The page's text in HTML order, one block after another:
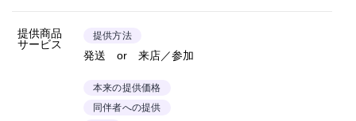
提供商品
サービス
提供方法
発送 or 来店／参加
本来の提供価格
同伴者への提供